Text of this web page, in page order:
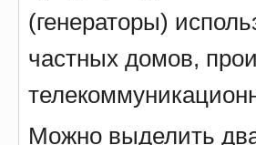
(генераторы)
частных домов,
Можно выделить